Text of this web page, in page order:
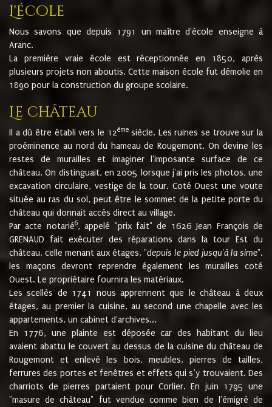
L'école
Nous savons que depuis 1791 un maître d'école enseigne à
Aranc.
La première vraie école est réceptionnée en 1850, après
plusieurs projets non aboutis. Cette maison école fut démolie en
1890 pour la construction du groupe scolaire.
Le château
Il a dû être établi vers le 12èmesiècle. Les ruines se trouve sur la
proéminence au nord du hameau de Rougemont. On devine les
restes de murailles et imaginer l'imposante surface de ce
château. On distinguait, en 2005 lorsque j'ai pris les photos, une
excavation circulaire, vestige de la tour. Coté Ouest une voute
située au ras du sol, peut être le sommet de la petite porte du
château qui donnait accès direct au village.
Par acte notarié6, appelé "prix fait" de 1626 Jean François de
GRENAUD fait exécuter des réparations dans la tour Est du
château, celle menant aux étages, "depuis le pied jusqu'à la sime".
les maçons devront reprendre également les murailles coté
Ouest. Le propriétaire fournira les matériaux.
Les scellés de 1741 nous apprennent que le château à deux
étages, au premier la cuisine, au second une chapelle avec les
appartements, un cabinet d'archives...
En 1776, une plainte est déposée car des habitant du lieu
avaient abattu le couvert au dessus de la cuisine du château de
Rougemont et enlevé les bois, meubles, pierres de tailles,
ferrures des portes et fenêtres et effets qui s’y trouvaient. Des
charriots de pierres partaient pour Corlier. En juin 1795 une
"masure de château" fut vendue comme bien de l'émigré de